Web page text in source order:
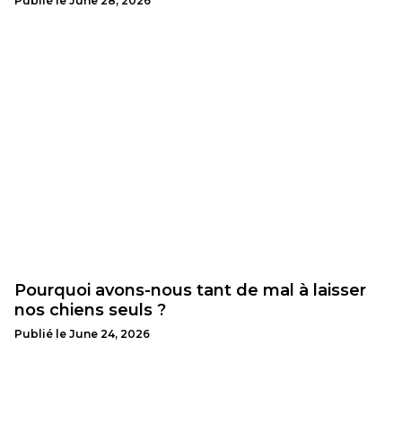
Pourquoi avons-nous tant de mal à laisser
nos chiens seuls ?
Publié le June 24, 2026